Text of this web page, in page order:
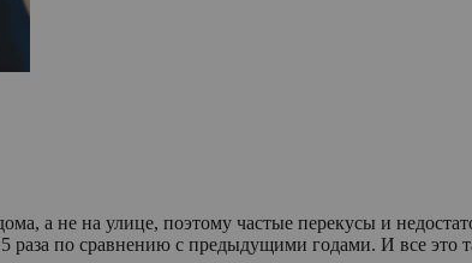
а не на улице, поэтому частые перекусы и
раза по сравнению с предыдущими годами. И все